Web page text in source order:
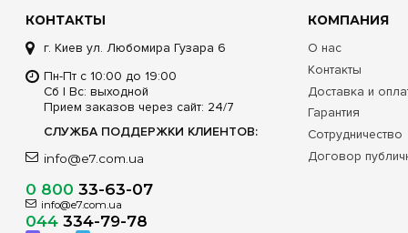
КОНТАКТЫ
г. Киев ул. Любомира Гузара 6
Пн-Пт с 10:00 до 19:00
Сб | Вс: выходной
Прием заказов через сайт: 24/7
СЛУЖБА ПОДДЕРЖКИ КЛИЕНТОВ:
info@e7.com.ua
0 800 33-63-07
info@e7.com.ua
044334-79-78
КОМПАНИЯ
О нас
Контакты
Доставка и
Гарантия
Сотрудничество
Договор